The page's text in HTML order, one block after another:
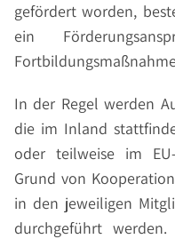
gefördert worden,
ein
In der Regel werden
die im Inland
oder teilweise im
Grund von
in den jeweiligen
durchgeführt